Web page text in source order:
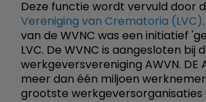
Deze functie wordt vervuld door
Vereniging van Crematoria (LVC)
van de WVNC was een initiatief
LVC. De WVNC is aangesloten bij
werkgeversvereniging AWVN. DE
meer dan één miljoen
grootste werkgeversorganisaties